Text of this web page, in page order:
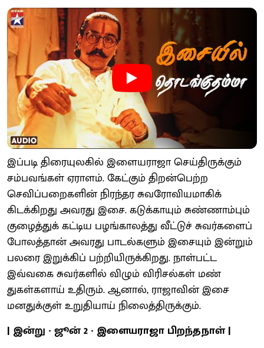
இப்படி திரையுலகில் இளையராஜா செய்திருக்கும்
சம்பவங்கள் ஏராளம். கேட்கும் திறன்பெற்ற
செவிப்பறைகளின் நிரந்தர சுவரோவியமாகிக்
கிடக்கிறது அவரது இசை. கடுக்காயும் சுண்ணாம்பும்
குழைத்துக் கட்டிய பழங்காலத்து வீட்டுச் சுவர்களைப்
போலத்தான் அவரது பாடல்களும் இசையும் இன்றும்
பலரை இறுக்கிப் பற்றியிருக்கிறது. நாள்பட்ட
இவ்வகை சுவர்களில் விழும் விரிசல்கள் மண்
துகள்களாய் உதிரும். ஆனால், ராஜாவின் இசை
மனதுக்குள் உறுதியாய் நிலைத்திருக்கும்.
| இன்று - ஜூன் 2 - இளையராஜா பிறந்தநாள் |